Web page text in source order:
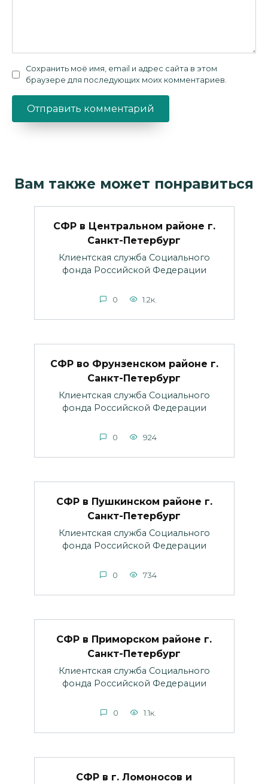
Сохранить моё имя, email и адрес сайта в этом
браузере для последующих моих комментариев.
Вам также может понравиться
СФР в Центральном районе г.
Санкт-Петербург
Клиентская служба Социального
фонда Российской Федерации
0 1.2к.
СФР во Фрунзенском районе г.
Санкт-Петербург
Клиентская служба Социального
фонда Российской Федерации
0 924
СФР в Пушкинском районе г.
Санкт-Петербург
Клиентская служба Социального
фонда Российской Федерации
0 734
СФР в Приморском районе г.
Санкт-Петербург
Клиентская служба Социального
фонда Российской Федерации
0 1.1к.
СФР в г. Ломоносов и